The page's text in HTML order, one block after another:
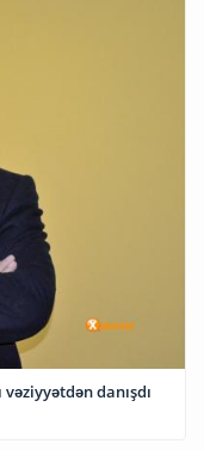
danışdı